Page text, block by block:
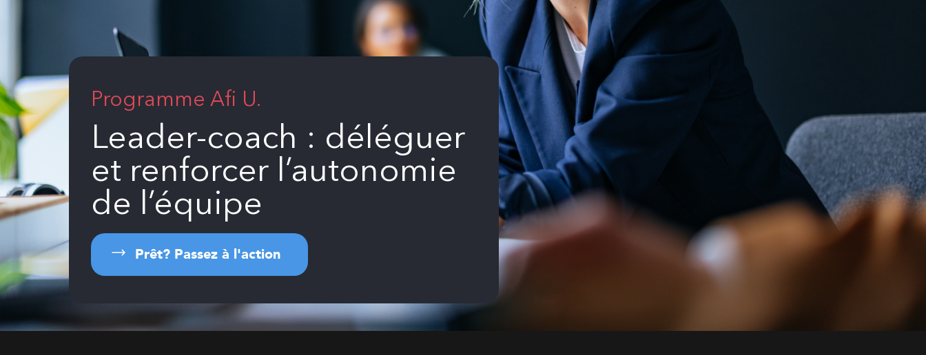
Programme Afi U.
Leader-coach : déléguer
et renforcer l’autonomie
de l’équipe
Prêt? Passez à l'action